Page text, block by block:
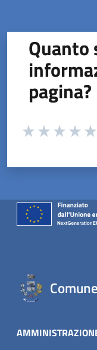
Quanto
pagina?
Valuta da 1 a 5